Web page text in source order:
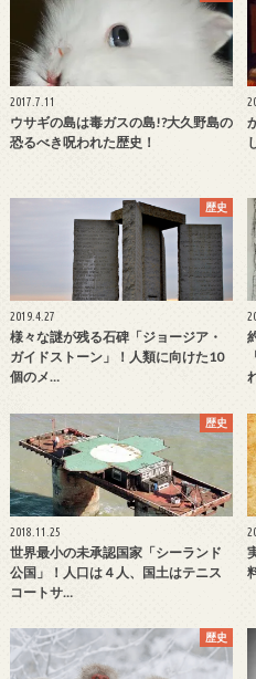
2017.7.11
ウサギの島は毒ガスの島!?大久野島の
恐るべき呪われた歴史！
歴史
2019.4.27
様々な謎が残る石碑「ジョージア・
ガイドストーン」！人類に向けた10
個のメ…
歴史
2018.11.25
世界最小の未承認国家「シーランド
公国」！人口は４人、国土はテニス
コートサ…
歴史